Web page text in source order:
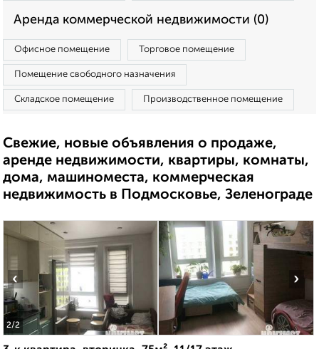
Аренда коммерческой недвижимости (0)
Офисное помещение Торговое помещение
Помещение свободного назначения
Складское помещение Производственное помещение
Свежие, новые объявления о продаже,
аренде недвижимости, квартиры, комнаты,
дома, машиноместа, коммерческая
недвижимость в Подмосковье, Зеленограде
2/2
‹ ›